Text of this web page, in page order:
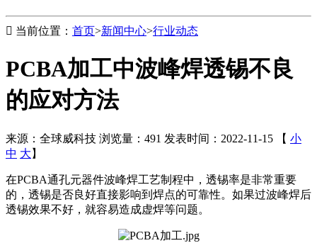
 当前位置： 首页>新闻中心>行业动态
PCBA加工中波峰焊透锡不良
的应对方法
来源：全球威科技 浏览量：491 发表时间：2022-11-15 【 小
中 大 】
在PCBA通孔元器件波峰焊工艺制程中，透锡率是非常重要
的，透锡是否良好直接影响到焊点的可靠性。如果过波峰焊后
透锡效果不好，就容易造成虚焊等问题。